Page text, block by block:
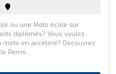
ou une Moto école sur
diplômés? Vous voulez
en accéléré? Decouvrez
Permi...